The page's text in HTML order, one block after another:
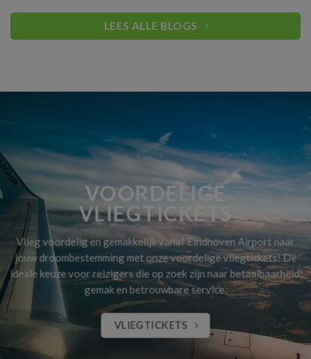
LEES ALLE BLOGS
VOORDELIGE
VLIEGTICKETS
Vlieg voordelig en gemakkelijk vanaf Eindhoven Airport naar
jouw droombestemming met onze voordelige vliegtickets! De
ideale keuze voor reizigers die op zoek zijn naar betaalbaarheid,
gemak en betrouwbare service.
VLIEGTICKETS